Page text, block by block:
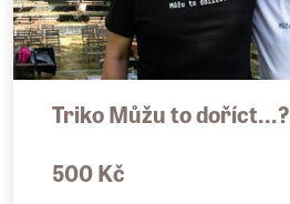
Triko Můžu to doříct...?
500 Kč